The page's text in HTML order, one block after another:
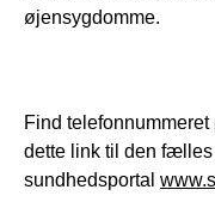
øjensygdomme.
Find
dette link til den
sundhedsportal